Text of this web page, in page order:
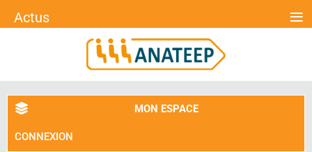
MON ESPACE
CONNEXION
Actus ≡